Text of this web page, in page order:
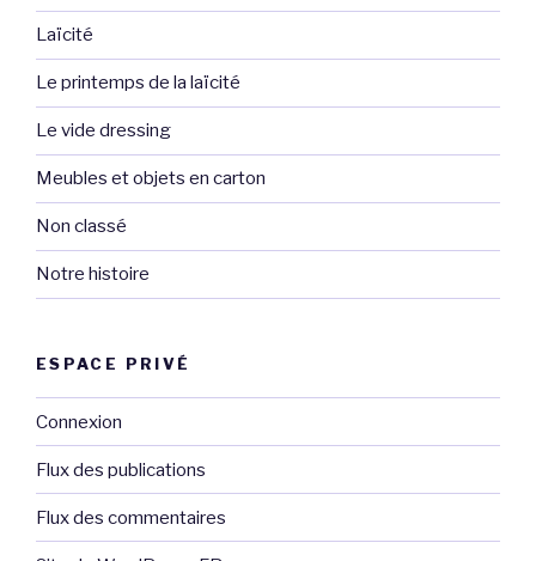
Laïcité
Le printemps de la laïcité
Le vide dressing
Meubles et objets en carton
Non classé
Notre histoire
ESPACE PRIVÉ
Connexion
Flux des publications
Flux des commentaires